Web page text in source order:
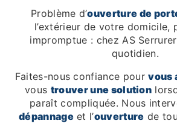
Problème d’ouverture de
l’extérieur de votre domicile,
impromptue : chez AS
quotidien.
Faites-nous confiance pourvous
vous trouver une solution
paraît compliquée. Nous
dépannageet l’ouverture de